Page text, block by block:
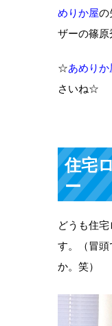
めりか屋の
ザーの篠原
☆あめり
さいね☆
住宅
ー
どうも住
す。（冒頭
か。笑）